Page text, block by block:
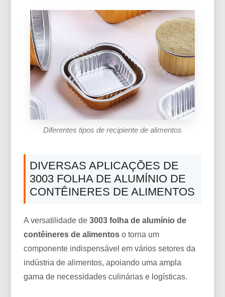
Diferentes tipos de recipiente de alimentos
DIVERSAS APLICAÇÕES DE
3003 FOLHA DE ALUMÍNIO DE
CONTÊINERES DE ALIMENTOS
A versatilidade de3003 folha de alumínio de
contêineres de alimentos o torna um
componente indispensável em vários setores da
indústria de alimentos, apoiando uma ampla
gama de necessidades culinárias e logísticas.